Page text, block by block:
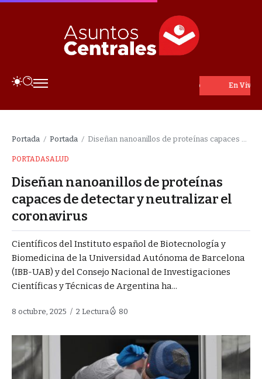
En Vivo
Portada / Portada / Diseñan nanoanillos de proteínas capaces de detectar y neutralizar el coronavirus
PORTADASALUD
Diseñan nanoanillos de proteínas
capaces de detectar y neutralizar el
coronavirus
Científicos del Instituto español de Biotecnología y
Biomedicina de la Universidad Autónoma de Barcelona
(IBB-UAB) y del Consejo Nacional de Investigaciones
Científicas y Técnicas de Argentina ha...
8 octubre, 2025 2 Lectura 80